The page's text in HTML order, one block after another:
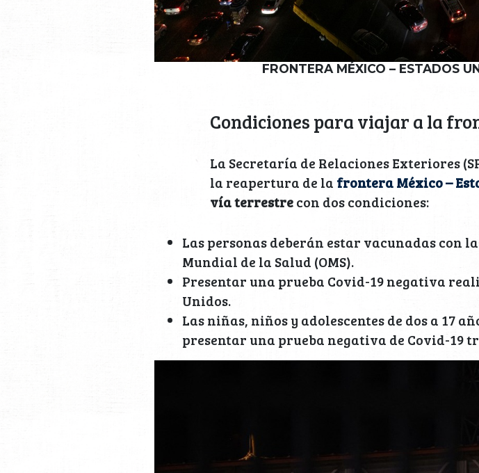
FRONTERA MÉXICO – ESTADOS
Condiciones para viajar a la
La Secretaría de Relaciones Exteriores
la reapertura de la frontera México –
vía terrestrecon dos condiciones:
Las personas deberán estar vacunadas con
Mundial de la Salud (OMS).
Presentar una prueba Covid-19 negativa
Unidos.
Las niñas, niños y adolescentes de dos a 17
presentar una prueba negativa de Covid-19